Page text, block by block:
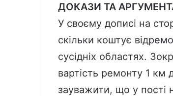
ДОКАЗИ ТА
У своєму дописі на
скільки коштує
сусідніх областях.
вартість ремонту 1 км
зауважити, що у пості